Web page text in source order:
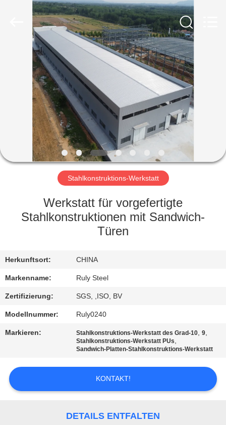
HAUS
PRODUKTE
VIDEOS
VR
SHOW
UNS
AUSFLUG
QUALITÄTSKONTROLLE
TRETEN
UNS
IN
VERBINDUNG
Stahlkonstruktions-Werkstatt
Werkstatt für vorgefertigte
Stahlkonstruktionen mit Sandwich-
Türen
Herkunftsort: CHINA
Markenname: Ruly Steel
Zertifizierung: SGS, ,ISO, BV
Modellnummer: Ruly0240
Markieren: Stahlkonstruktions-Werkstatt des Grad-10,9,
Stahlkonstruktions-Werkstatt PUs,
Sandwich-Platten-Stahlkonstruktions-Werkstatt
KONTAKT!
DETAILS ENTFALTEN